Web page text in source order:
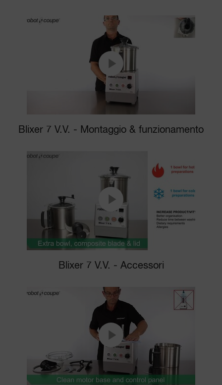
Blixer 7 V.V. - Montaggio & funzionamento
Blixer 7 V.V. - Accessori